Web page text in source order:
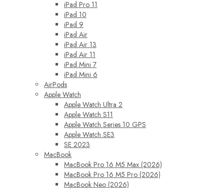
iPad Pro 11
iPad 10
iPad 9
iPad Air
iPad Air 13
iPad Air 11
iPad Mini 7
iPad Mini 6
AirPods
Apple Watch
Apple Watch Ultra 2
Apple Watch S11
Apple Watch Series 10 GPS
Apple Watch SE3
SE 2023
MacBook
MacBook Pro 16 M5 Max (2026)
MacBook Pro 16 M5 Pro (2026)
MacBook Neo (2026)